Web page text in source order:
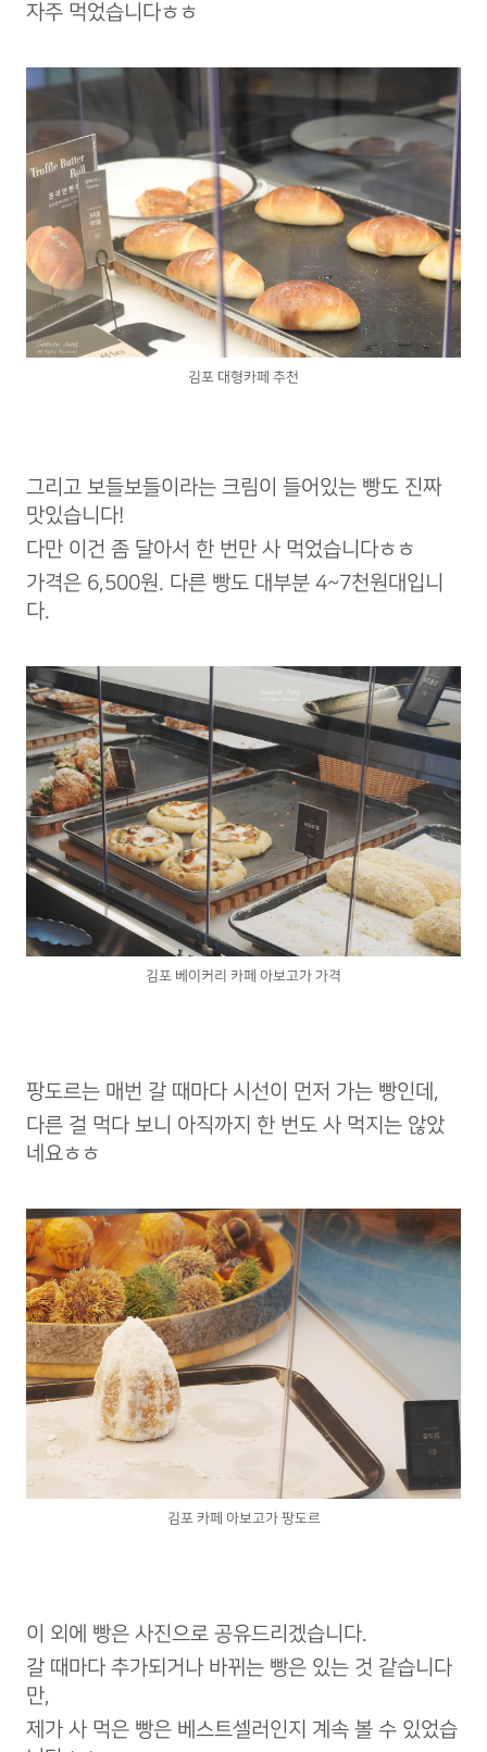
자주 먹었습니다ㅎㅎ
김포 대형카페 추천
그리고 보들보들이라는 크림이 들어있는 빵도 진짜
맛있습니다!
다만 이건 좀 달아서 한 번만 사 먹었습니다ㅎㅎ
가격은 6,500원. 다른 빵도 대부분 4~7천원대입니
다.
김포 베이커리 카페 아보고가 가격
팡도르는 매번 갈 때마다 시선이 먼저 가는 빵인데,
다른 걸 먹다 보니 아직까지 한 번도 사 먹지는 않았
네요ㅎㅎ
김포 카페 아보고가 팡도르
이 외에 빵은 사진으로 공유드리겠습니다.
갈 때마다 추가되거나 바뀌는 빵은 있는 것 같습니다
만,
제가 사 먹은 빵은 베스트셀러인지 계속 볼 수 있었습